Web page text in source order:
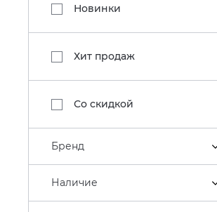
Новинки
Хит продаж
Со скидкой
Бренд
Наличие